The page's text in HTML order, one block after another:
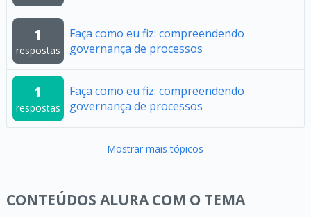
1
respostas
Faça como eu fiz: compreendendo
governança de processos
1
respostas
Faça como eu fiz: compreendendo
governança de processos
Mostrar mais tópicos
CONTEÚDOS ALURA COM O TEMA